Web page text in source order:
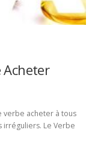
Acheter
verbe acheter à tous
irréguliers. Le Verbe